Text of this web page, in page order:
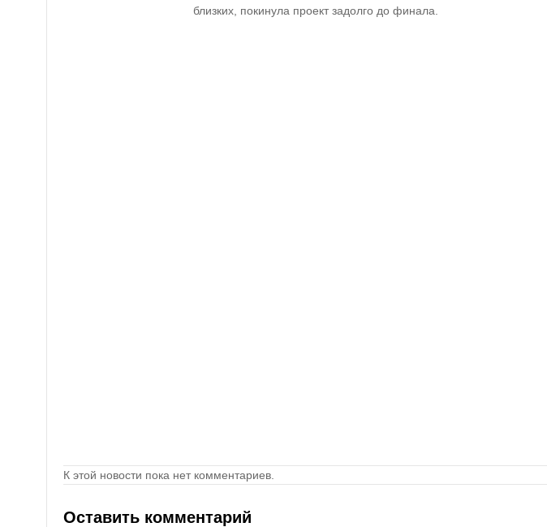
близких, покинула проект задолго до финала.
К этой новости пока нет комментариев.
Оставить комментарий